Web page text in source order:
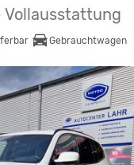
Gebrauchtwagen